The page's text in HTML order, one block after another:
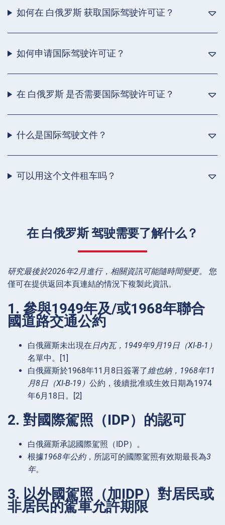
如何在 白俄罗斯 获取国际驾驶许可证？
如何申请国际驾驶许可证？
在 白俄罗斯 是否需要国际驾驶许可证？
什么是国际驾驶文件？
可以用这个文件租车吗？
在 白俄罗斯 驾驶需要了解什么？
研究最後於2026年2月進行，相關資訊可能隨時間變更。
您
僅可在提供返回本頁連結的情況下複製此資訊。
1. 參與1949年及/或1968年聯合
國道路交通公約
白俄羅斯未出現在日內瓦，1949年9月19日（XI-B-1）
名單中。[1]
白俄羅斯於1968年11月8日簽署了維也納，1968年11
月8日（XI-B-19） 公約，後續批准或生效日期為1974
年6月18日。[2]
2. 對國際駕照（IDP）的認可
白俄羅斯承認國際駕照（IDP）。
根據1968年公約，所認可的國際駕照有效期最長為3
年。
3. 以外國駕照（加IDP）對居民或
非居民的駕車允許期限